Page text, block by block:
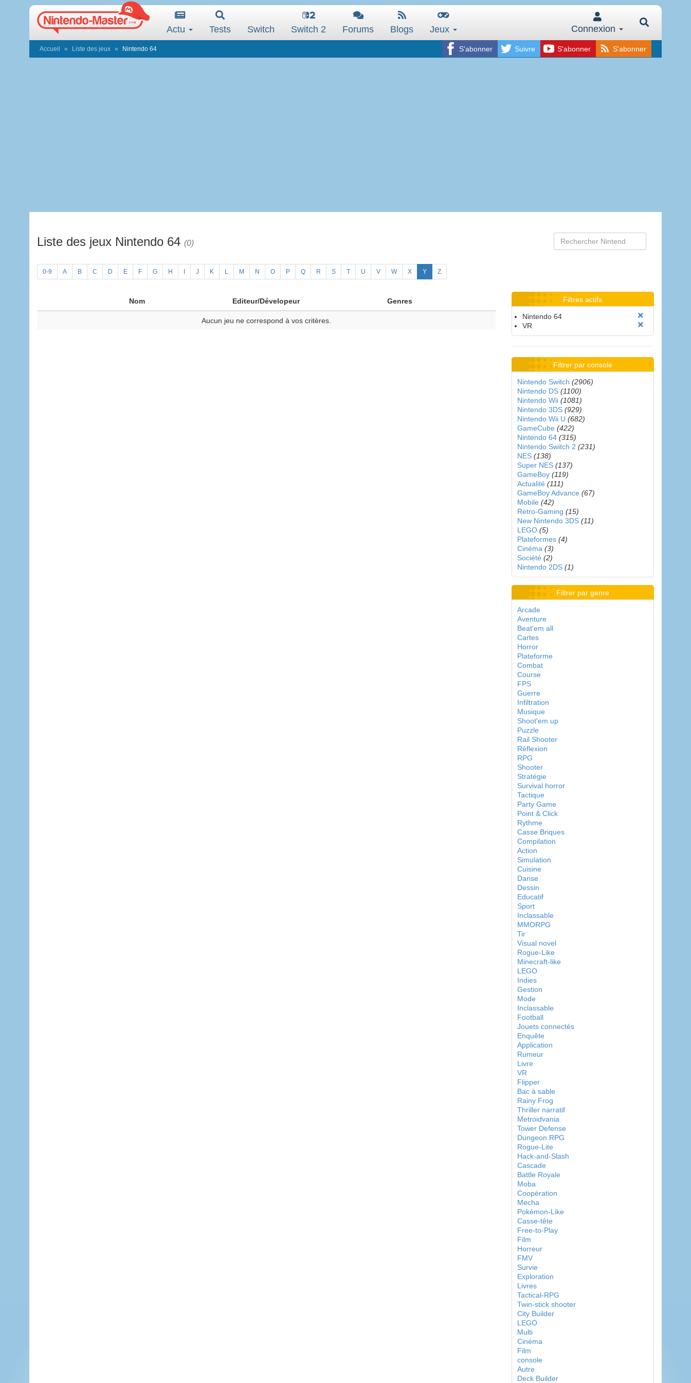
Actu Tests Switch Switch 2 Forums Blogs Jeux Connexion
S'abonner Suivre S'abonner S'abonner
Accueil Liste des jeux Nintendo 64
Liste des jeux Nintendo 64 (0)
0-9 A B C D E F G H J K L M N O P Q R S T U V W X Y Z
Nom Editeur/Dévelopeur Genres
Aucun jeu ne correspond à vos critères.
Filtres actifs
Nintendo 64
VR
Filtrer par console
Nintendo Switch (2906)
Nintendo DS (1100)
Nintendo Wii (1081)
Nintendo 3DS (929)
Nintendo Wii U (682)
GameCube (422)
Nintendo 64 (315)
Nintendo Switch 2 (231)
NES (138)
Super NES (137)
GameBoy (119)
Actualité (111)
GameBoy Advance (67)
Mobile (42)
Retro-Gaming (15)
New Nintendo 3DS (11)
LEGO (5)
Plateformes (4)
Cinéma (3)
Société (2)
Nintendo 2DS (1)
Filtrer par genre
Arcade
Aventure
Beat'em all
Cartes
Horror
Plateforme
Combat
Course
FPS
Guerre
Infiltration
Musique
Shoot'em up
Puzzle
Rail Shooter
Réflexion
RPG
Shooter
Stratégie
Survival horror
Tactique
Party Game
Point & Click
Rythme
Casse Briques
Compilation
Action
Simulation
Cuisine
Danse
Dessin
Educatif
Sport
Inclassable
MMORPG
Tir
Visual novel
Rogue-Like
Minecraft-like
LEGO
Indies
Gestion
Mode
Inclassable
Football
Jouets connectés
Enquête
Application
Rumeur
Livre
VR
Flipper
Bac à sable
Rainy Frog
Thriller narratif
Metroidvania
Tower Defense
Dungeon RPG
Rogue-Lite
Hack-and-Slash
Cascade
Battle Royale
Moba
Coopération
Mecha
Pokémon-Like
Casse-tête
Free-to-Play
Film
Horreur
FMV
Survie
Exploration
Livres
Tactical-RPG
Twin-stick shooter
City Builder
LEGO
Multi
Cinéma
Film
console
Autre
Deck Builder